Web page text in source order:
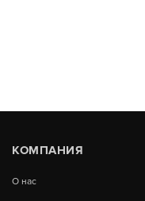
КОМПАНИЯ
О нас